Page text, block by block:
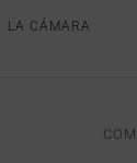
LA CÁMARA